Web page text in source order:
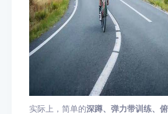
实际上，简单的深蹲、弹力带训练、